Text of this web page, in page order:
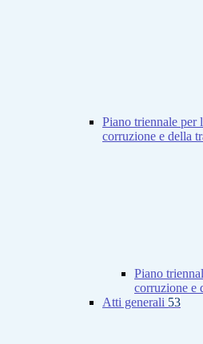
Piano triennale per
corruzione e della
Piano
corruzione e
Atti generali 53